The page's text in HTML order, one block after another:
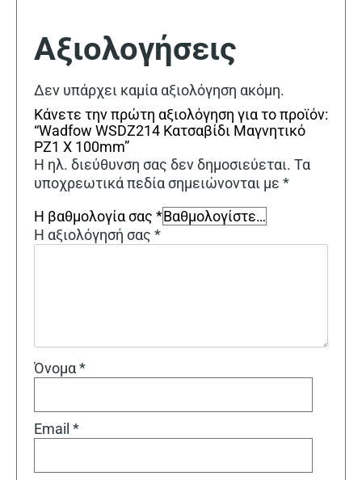
Αξιολογήσεις
Δεν υπάρχει καμία αξιολόγηση ακόμη.
Κάνετε την πρώτη αξιολόγηση για το προϊόν:
“Wadfow WSDZ214 Κατσαβίδι Μαγνητικό
PZ1 X 100mm”
Η ηλ. διεύθυνση σας δεν δημοσιεύεται. Τα
υποχρεωτικά πεδία σημειώνονται με *
Η βαθμολογία σας *
Η αξιολόγησή σας *
Όνομα*
Email *